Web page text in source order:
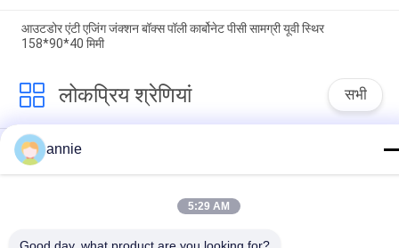
आउटडोर एंटी एजिंग जंक्शन बॉक्स पॉली कार्बोनेट पीसी सामग्री यूवी स्थिर
158*90*40 मिमी
लोकप्रिय श्रेणियां सभी
ABS संलग्नक बॉक्स
स्पष्ट ढक्कन संलग्नक
annie
5:29 AM